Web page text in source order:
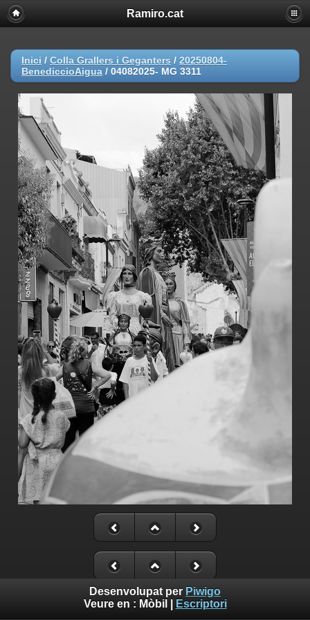
Ramiro.cat
Inici / Colla Grallers i Geganters / 20250804-
BenediccioAigua / 04082025- MG 3311
Desenvolupat per Piwigo
Veure en : Mòbil Escriptori